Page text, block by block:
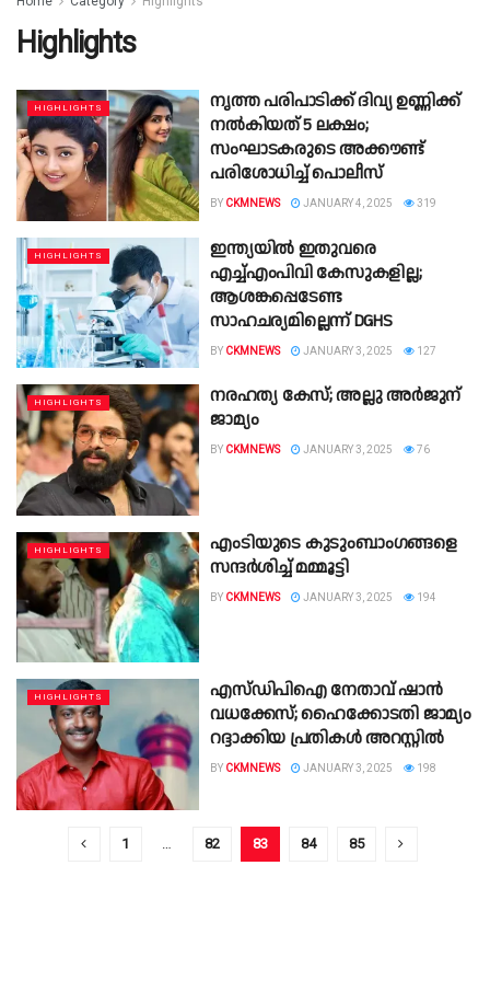
Highlights
HIGHLIGHTS
നൃത്ത പരിപാടിക്ക് ദിവ്യ ഉണ്ണിക്ക്
നൽകിയത് 5 ലക്ഷം;
സംഘാടകരുടെ അക്കൗണ്ട്
പരിശോധിച്ച് പൊലീസ്
BY CKMNEWS JANUARY 4, 2025 319
HIGHLIGHTS
ഇന്ത്യയിൽ ഇതുവരെ
എച്ച്എംപിവി കേസുകളില്ല;
ആശങ്കപ്പെടേണ്ട
സാഹചര്യമില്ലെന്ന് DGHS
BY CKMNEWS JANUARY 3, 2025 127
HIGHLIGHTS
നരഹത്യ കേസ്; അല്ലു അർജുന്
ജാമ്യം
BY CKMNEWS JANUARY 3, 2025 76
HIGHLIGHTS
എംടിയുടെ കുടുംബാംഗങ്ങളെ
സന്ദര്‍ശിച്ച് മമ്മൂട്ടി
BY CKMNEWS JANUARY 3, 2025 194
HIGHLIGHTS
എസ്ഡിപിഐ നേതാവ് ഷാൻ
വധക്കേസ്; ഹൈക്കോടതി ജാമ്യം
റദ്ദാക്കിയ പ്രതികൾ അറസ്റ്റിൽ
BY CKMNEWS JANUARY 3, 2025 198
1 82 83 84 85